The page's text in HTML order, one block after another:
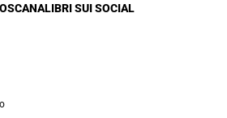
SUI SOCIAL